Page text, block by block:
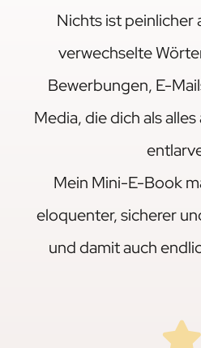
Nichts ist peinlicher
verwechselte
Bewerbungen, E-
Media, die dich als
Mein Mini-E-Book
eloquenter, sicherer
und damit auch